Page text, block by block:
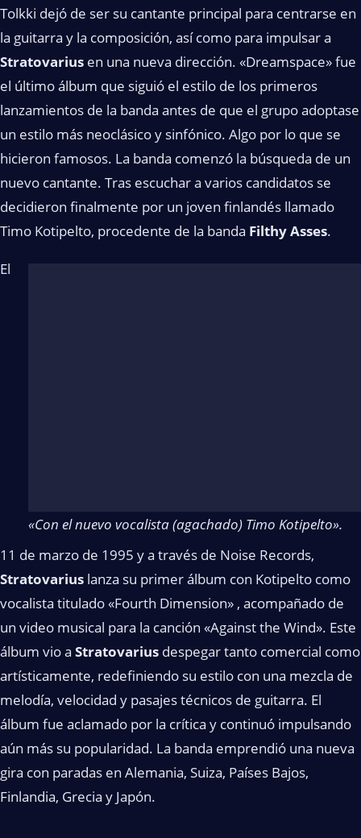
Tolkki dejó de ser su cantante principal para centrarse en
la guitarra y la composición, así como para impulsar a
Stratovarius en una nueva dirección. «Dreamspace» fue
el último álbum que siguió el estilo de los primeros
lanzamientos de la banda antes de que el grupo adoptase
un estilo más neoclásico y sinfónico. Algo por lo que se
hicieron famosos. La banda comenzó la búsqueda de un
nuevo cantante. Tras escuchar a varios candidatos se
decidieron finalmente por un joven finlandés llamado
Timo Kotipelto, procedente de la banda Filthy Asses.
«Con el nuevo vocalista (agachado) Timo Kotipelto».
El
11 de marzo de 1995 y a través de Noise Records,
Stratovarius lanza su primer álbum con Kotipelto como
vocalista titulado «Fourth Dimension» , acompañado de
un video musical para la canción «Against the Wind». Este
álbum vio a Stratovarius despegar tanto comercial como
artísticamente, redefiniendo su estilo con una mezcla de
melodía, velocidad y pasajes técnicos de guitarra. El
álbum fue aclamado por la crítica y continuó impulsando
aún más su popularidad. La banda emprendió una nueva
gira con paradas en Alemania, Suiza, Países Bajos,
Finlandia, Grecia y Japón.